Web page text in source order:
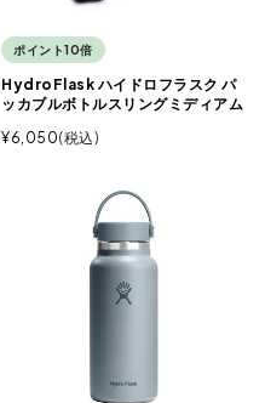
ポイント10倍
HydroFlask ハイドロフラスク パ
ッカブルボトルスリングミディアム
¥6,050 税込